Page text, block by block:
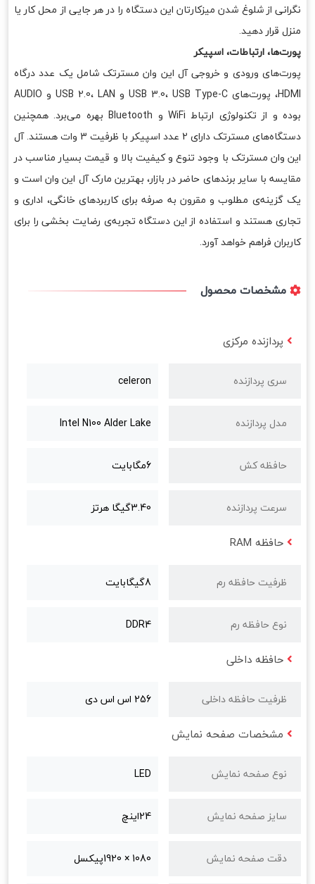
نگرانی از شلوغ شدن میزکارتان این دستگاه را در هر جایی از محل کار یا
منزل قرار دهید.
پورت‌ها، ارتباطات، اسپیکر
پورت‌های ورودی و خروجی آل این وان مسترتک شامل یک عدد درگاه
HDMI، پورت‌های USB 3.0، USB Type-C و USB 2.0، LAN و AUDIO
بوده و از تکنولوژی ارتباط WiFi و Bluetooth بهره می‌برد. همچنین
دستگاه‌های مسترتک دارای 2 عدد اسپیکر با ظرفیت 3 وات هستند. آل
این وان مسترتک با وجود تنوع و کیفیت بالا و قیمت بسیار مناسب در
مقایسه با سایر برندهای حاضر در بازار، بهترین مارک آل این وان است و
یک گزینه‌ی مطلوب و مقرون به صرفه برای کاربردهای خانگی، اداری و
تجاری هستند و استفاده از این دستگاه تجربه‌ی رضایت بخشی را برای
کاربران فراهم خواهد آورد.
مشخصات محصول
پردازنده مرکزی
سری پردازنده celeron
مدل پردازنده Intel N100 Alder Lake
حافظه کش 6مگابایت
سرعت پردازنده 3.40گیگا هرتز
حافظه RAM
ظرفیت حافظه رم 8گیگابایت
نوع حافظه رم DDR4
حافظه داخلی
ظرفیت حافظه داخلی 256 اس اس دی
مشخصات صفحه نمایش
نوع صفحه نمایش LED
سایز صفحه نمایش 24اینچ
دقت صفحه نمایش 1080 × 1920پیکسل